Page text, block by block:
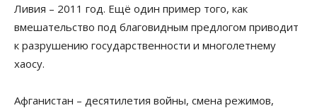
Ливия – 2011 год. Ещё один пример того, как
вмешательство под благовидным предлогом приводит
к разрушению государственности и многолетнему
хаосу.
Афганистан – десятилетия войны, смена режимов,